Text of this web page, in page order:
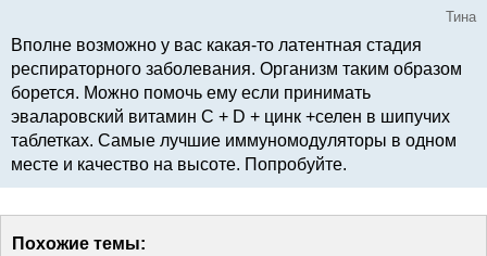
Тина
Вполне возможно у вас какая-то латентная стадия
респираторного заболевания. Организм таким образом
борется. Можно помочь ему если принимать
эваларовский витамин C + D + цинк +селен в шипучих
таблетках. Самые лучшие иммуномодуляторы в одном
месте и качество на высоте. Попробуйте.
Похожие темы: